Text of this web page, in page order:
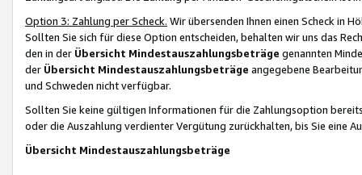
Option 3: Zahlung per Scheck. Wir übersenden Ihnen einen Scheck in
Sollten Sie sich für diese Option entscheiden, behalten wir uns das
den in der Übersicht Mindestauszahlungsbeträge genannten
der Übersicht Mindestauszahlungsbeträge angegebene
und Schweden nicht verfügbar.
Sollten Sie keine gültigen Informationen für die Zahlungsoption
oder die Auszahlung verdienter Vergütung zurückhalten, bis Sie
Übersicht Mindestauszahlungsbeträge